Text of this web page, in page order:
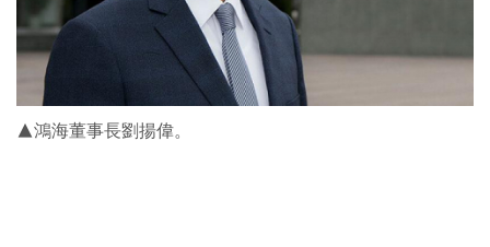
▲鴻海董事長劉揚偉。